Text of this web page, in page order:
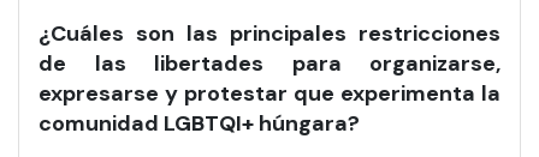
¿Cuáles son las principales restricciones
de las libertades para organizarse,
expresarse y protestar que experimenta la
comunidad LGBTQI+ húngara?